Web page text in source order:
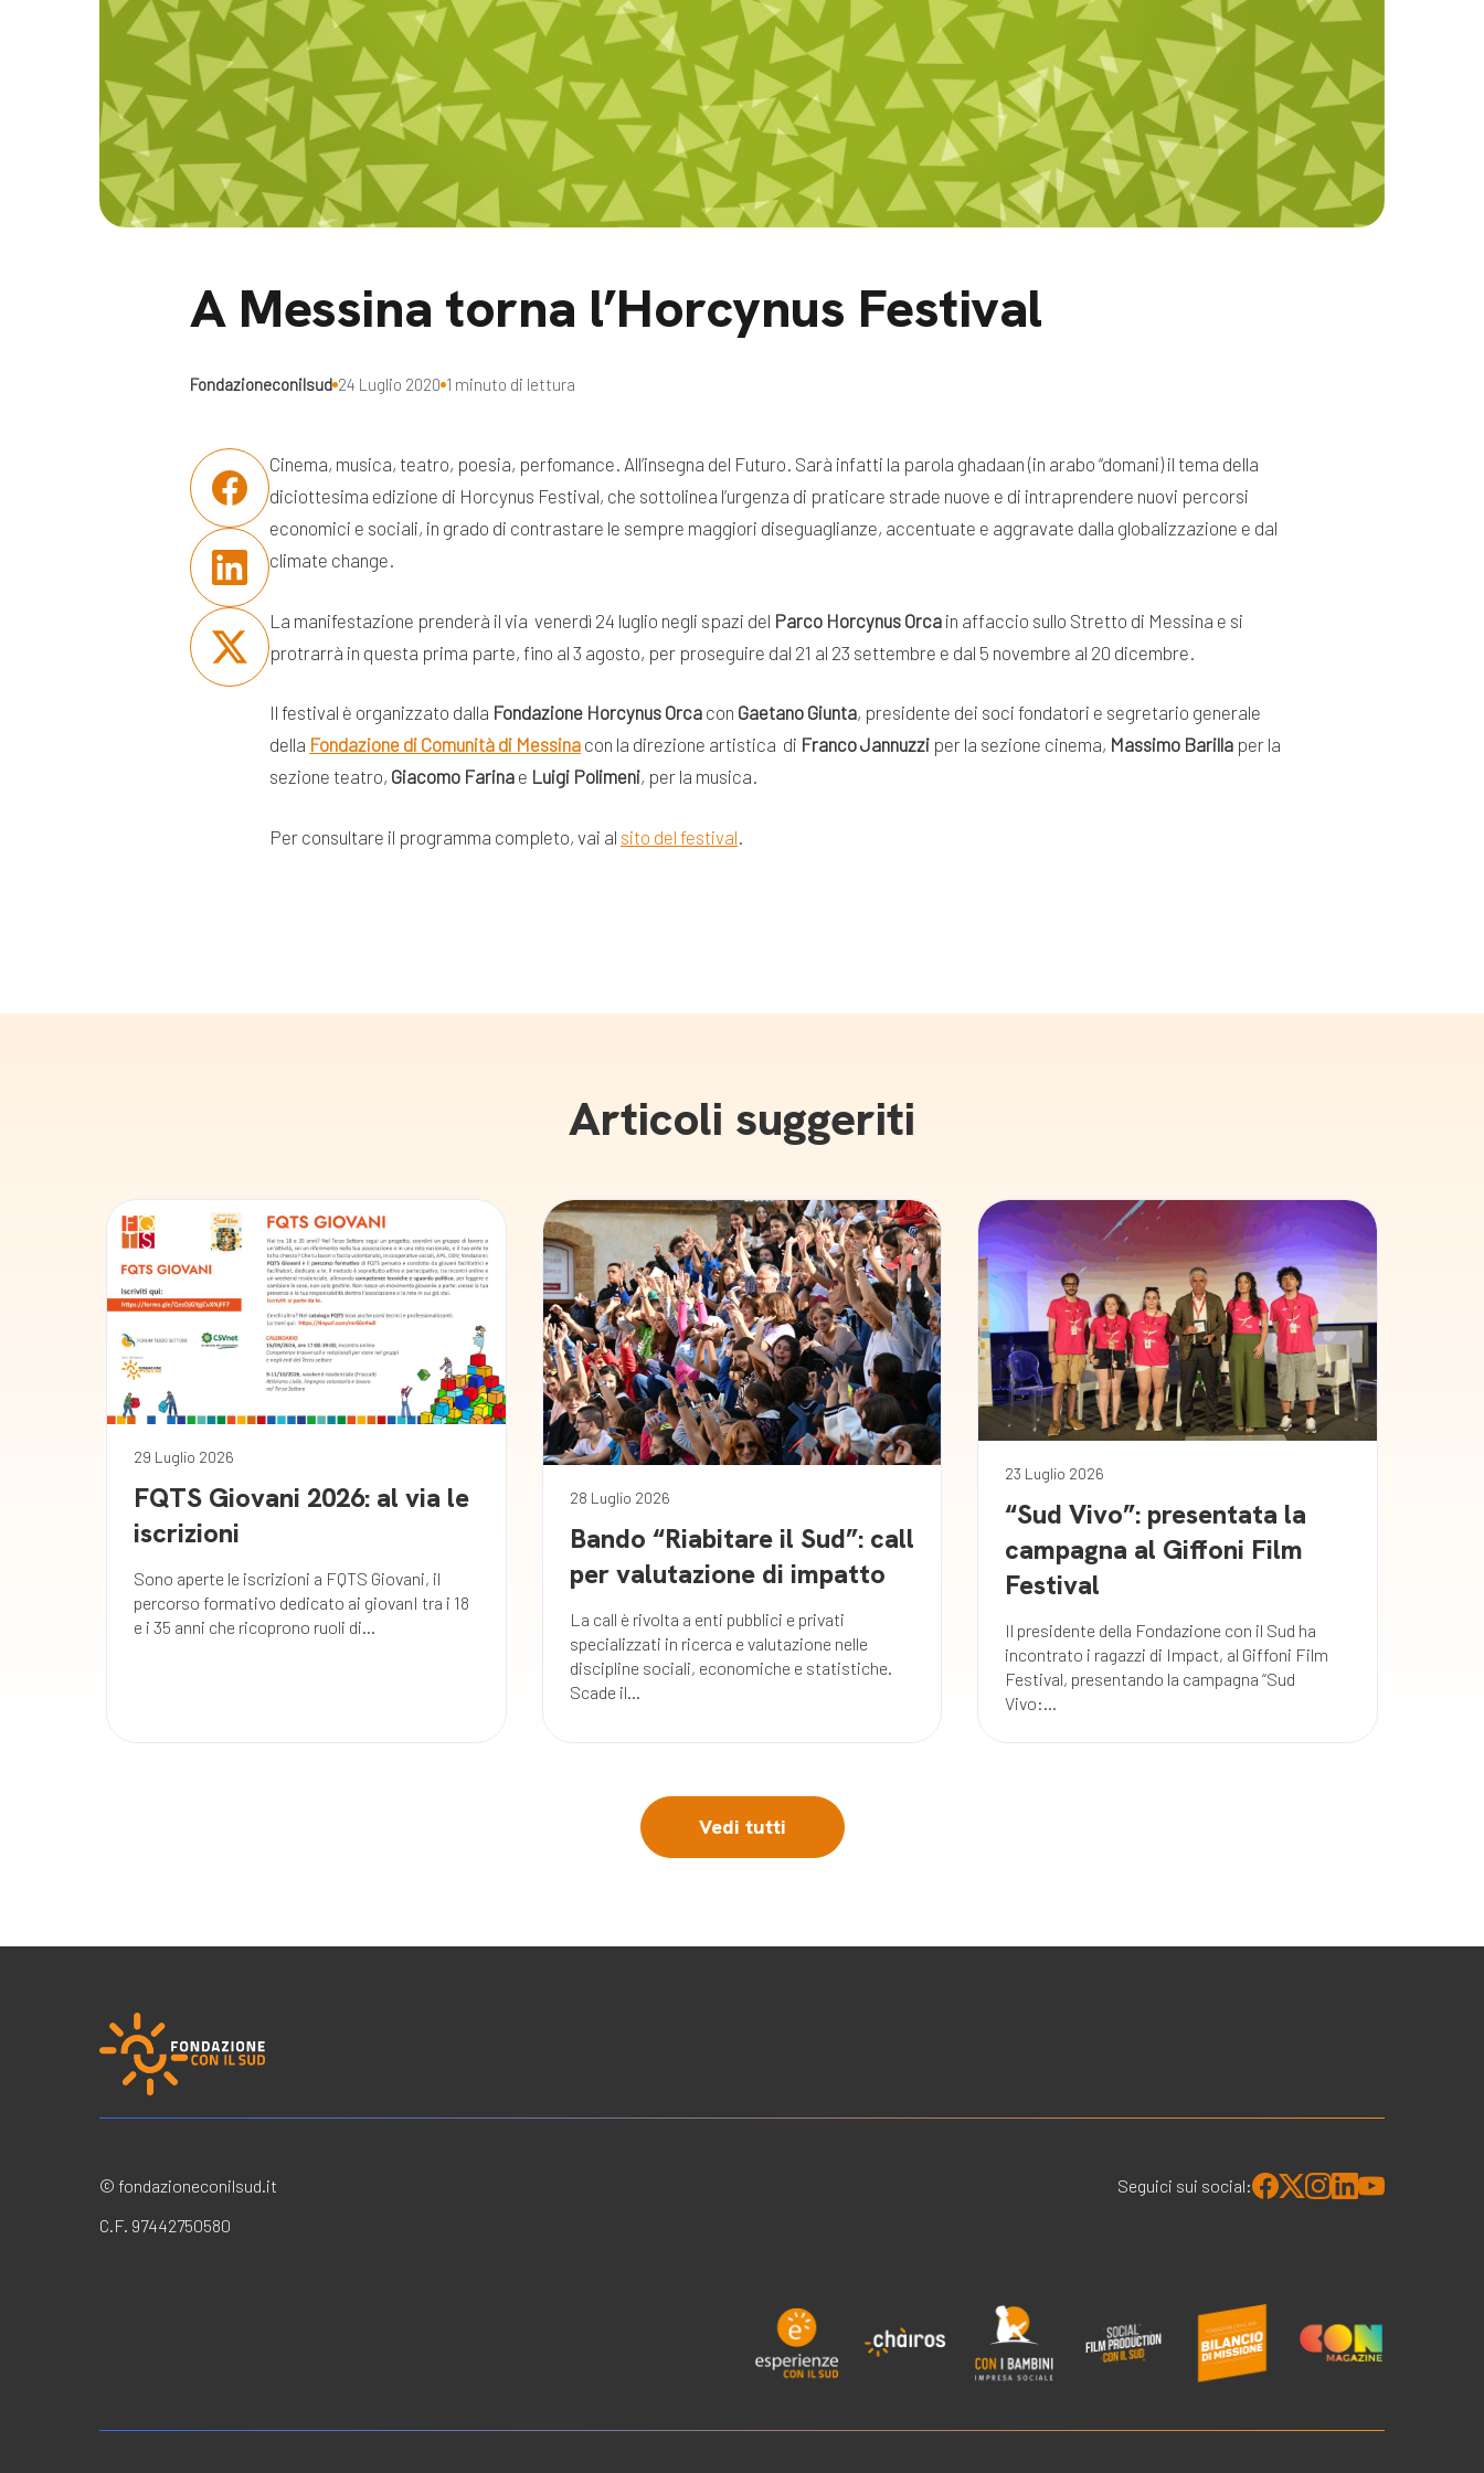
A Messina torna l’Horcynus Festival
Fondazioneconilsud 24 Luglio 2020 1 minuto di lettura
Cinema, musica, teatro, poesia, perfomance. All’insegna del Futuro. Sarà infatti la parola ghadaan (in arabo “domani) il tema della
diciottesima edizione di Horcynus Festival, che sottolinea l’urgenza di praticare strade nuove e di intraprendere nuovi percorsi
economici e sociali, in grado di contrastare le sempre maggiori diseguaglianze, accentuate e aggravate dalla globalizzazione e dal
climate change.
La manifestazione prenderà il via venerdì 24 luglio negli spazi del Parco Horcynus Orca in affaccio sullo Stretto di Messina e si
protrarrà in questa prima parte, fino al 3 agosto, per proseguire dal 21 al 23 settembre e dal 5 novembre al 20 dicembre.
Il festival è organizzato dalla Fondazione Horcynus Orca con Gaetano Giunta, presidente dei soci fondatori e segretario generale
della Fondazione di Comunità di Messina con la direzione artistica di Franco Jannuzzi per la sezione cinema, Massimo Barilla per la
sezione teatro, Giacomo Farina e Luigi Polimeni, per la musica.
Per consultare il programma completo, vai al sito del festival
Articoli suggeriti
29 Luglio 2026
FQTS Giovani 2026: al via le
iscrizioni
Sono aperte le iscrizioni a FQTS Giovani, il
percorso formativo dedicato ai giovanI tra i 18
e i 35 anni che ricoprono ruoli di...
28 Luglio 2026
Bando “Riabitare il Sud”: call
per valutazione di impatto
La call è rivolta a enti pubblici e privati
specializzati in ricerca e valutazione nelle
discipline sociali, economiche e statistiche.
Scade il...
23 Luglio 2026
“Sud Vivo”: presentata la
campagna al Giffoni Film
Festival
Il presidente della Fondazione con il Sud ha
incontrato i ragazzi di Impact, al Giffoni Film
Festival, presentando la campagna “Sud
Vivo:...
Vedi tutti
© fondazioneconilsud.it
C.F. 97442750580
Seguici sui social:
Bilancio di missione
News e appuntamenti
News
Appuntamenti
Videomagazine e blog
progetti
Seguici sui social: